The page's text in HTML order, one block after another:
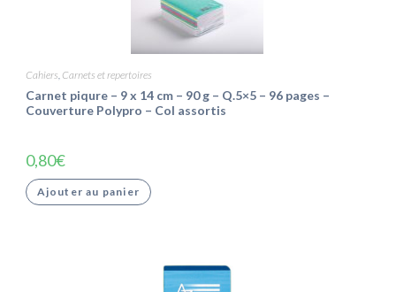
Cahiers Carnets et repertoires
Carnet piqure – 9 x 14 cm – 90 g – Q.5×5 – 96 pages –
Couverture Polypro – Col assortis
0,80€
Ajouter au panier